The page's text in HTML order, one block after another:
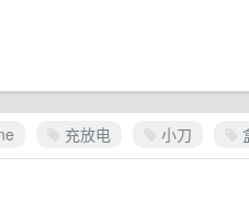
充放电 小刀